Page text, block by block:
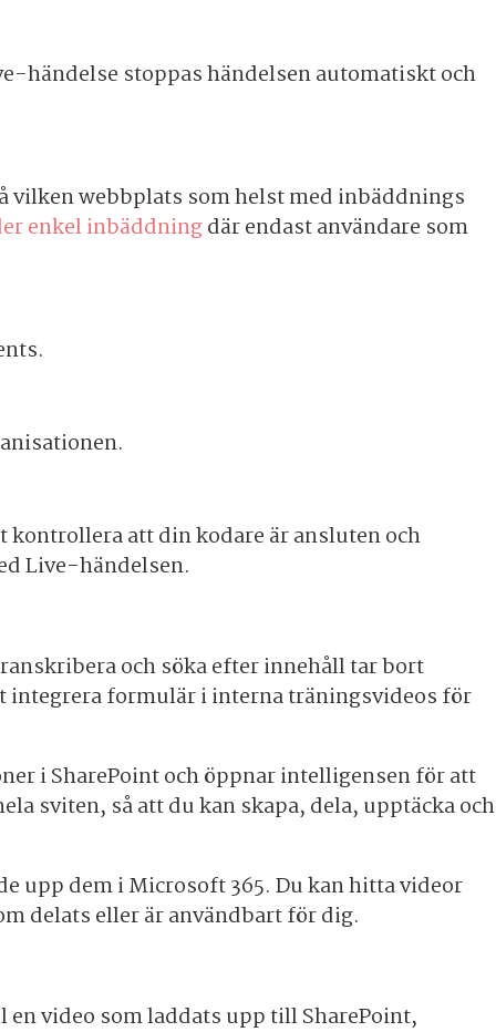
händelse stoppas händelsen automatiskt och
vilken webbplats som helst med inbäddnings
enkel inbäddningdär endast användare som
att din kodare är ansluten och
Live-händelsen.
och söka efter innehåll tar bort
integrera formulär i interna träningsvideos för
i SharePoint och öppnar intelligensen för att
sviten, så att du kan skapa, dela, upptäcka och
upp dem i Microsoft 365. Du kan hitta videor
delats eller är användbart för dig.
video som laddats upp till SharePoint,